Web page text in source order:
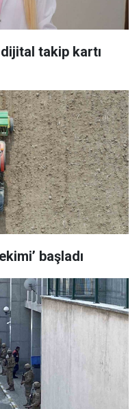
dijital takip kartı
başladı